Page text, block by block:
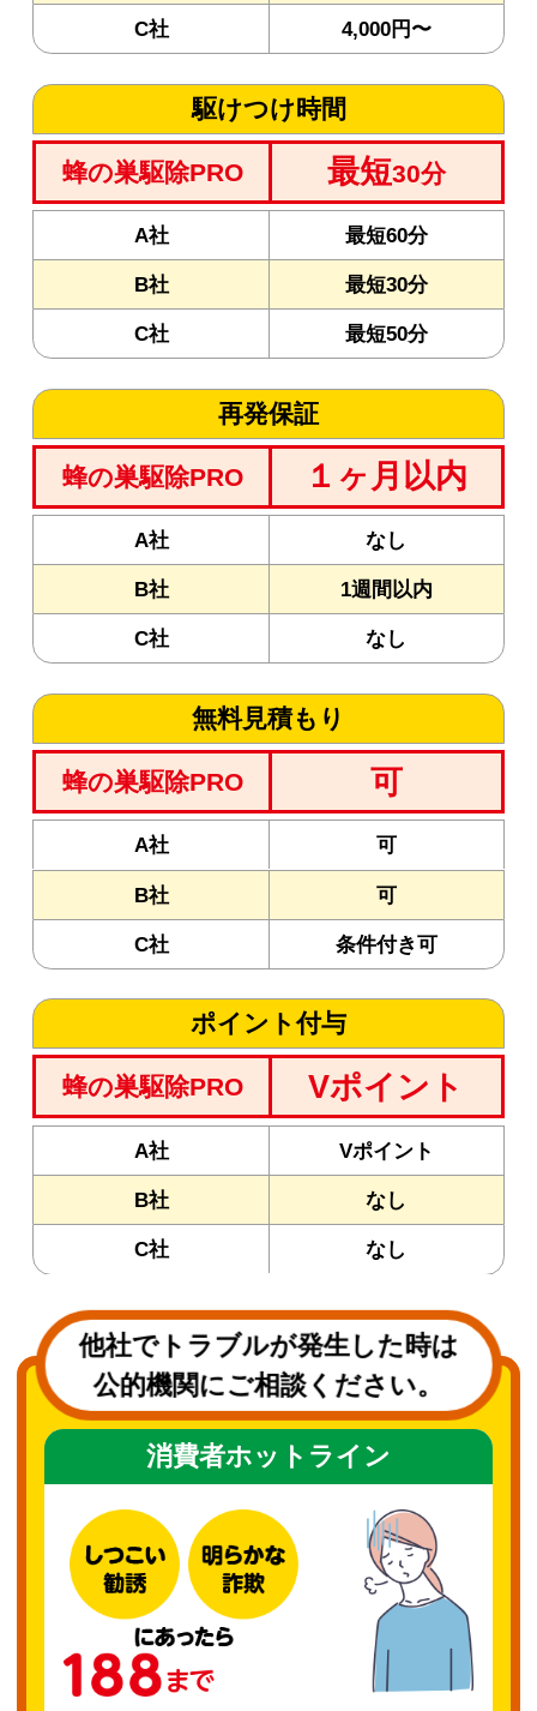
C社 4,000円〜
駆けつけ時間
蜂の巣駆除PRO 最短30分
A社 最短60分
B社 最短30分
C社 最短50分
再発保証
蜂の巣駆除PRO １ヶ月以内
A社 なし
B社 1週間以内
C社 なし
無料見積もり
蜂の巣駆除PRO 可
A社 可
B社 可
C社 条件付き可
ポイント付与
蜂の巣駆除PRO Vポイント
A社 Vポイント
B社 なし
C社 なし
他社でトラブルが発生した時は
公的機関にご相談ください。
消費者ホットライン